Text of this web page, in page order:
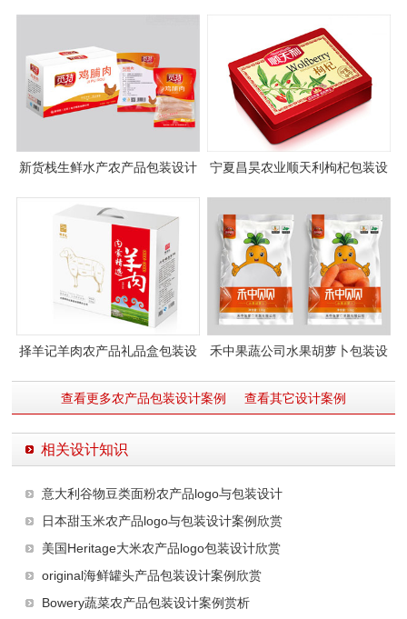
新货栈生鲜水产农产品包装设计
宁夏昌昊农业顺天利枸杞包装设
择羊记羊肉农产品礼品盒包装设
禾中果蔬公司水果胡萝卜包装设
查看更多农产品包装设计案例
查看其它设计案例
相关设计知识
意大利谷物豆类面粉农产品logo与包装设计
日本甜玉米农产品logo与包装设计案例欣赏
美国Heritage大米农产品logo包装设计欣赏
original海鲜罐头产品包装设计案例欣赏
Bowery蔬菜农产品包装设计案例赏析